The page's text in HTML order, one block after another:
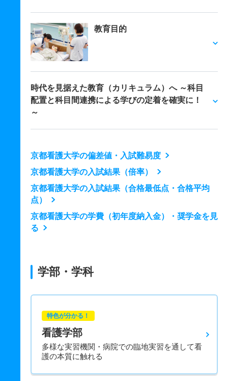
教育目的
時代を見据えた教育（カリキュラム）へ ～科目
配置と科目間連携による学びの定着を確実に！
～
京都看護大学の偏差値・入試難易度
京都看護大学の入試結果（倍率）
京都看護大学の入試結果（合格最低点・合格平均
点）
京都看護大学の学費（初年度納入金）・奨学金を見
る
学部・学科
特色が分かる！
看護学部
多様な実習機関・病院での臨地実習を通して看
護の本質に触れる